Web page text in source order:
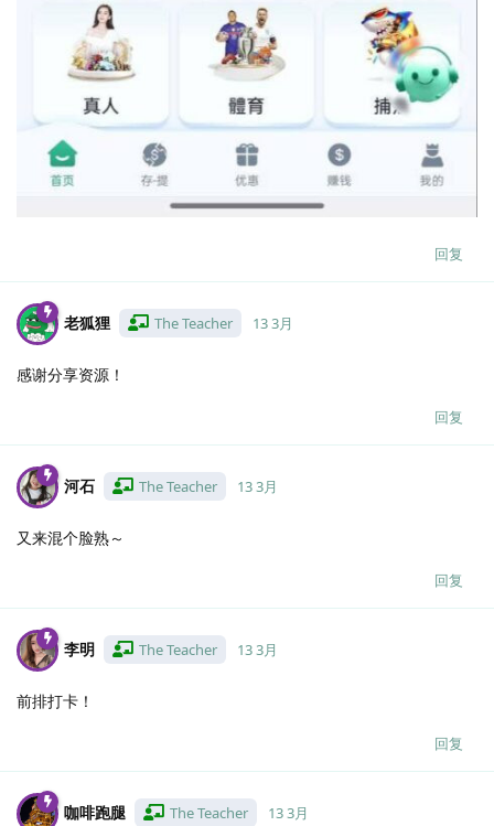
回复
老狐狸 The Teacher 13 3月
感谢分享资源！
回复
河石 The Teacher 13 3月
又来混个脸熟～
回复
李明 The Teacher 13 3月
前排打卡！
回复
咖啡跑腿 The Teacher 13 3月